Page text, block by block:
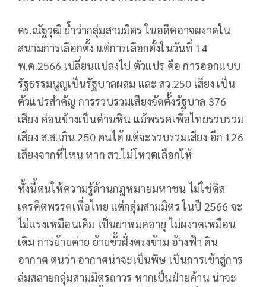
ดร.ณัฐวุฒิ ย้ำว่ากลุ่มสามมิตร ในอดีตอาจผงาดใน
สนามการเลือกตั้ง แต่การเลือกตั้งในวันที่ 14
พ.ค.2566 เปลี่ยนแปลงไป ตัวแปร คือ การออกแบบ
รัฐธรรมนูญเป็นรัฐบาลผสม และ สว.250 เสียง เป็น
ตัวแปรสำคัญ การรวบรวมเสียงจัดตั้งรัฐบาล 376
เสียง ค่อนข้างเป็นด่านหิน แม้พรรคเพื่อไทยรวบรวม
เสียง ส.ส.เกิน 250 คนได้ แต่จะรวบรวมเสียง อีก 126
เสียงจากที่ไหน หาก สว.ไม่โหวตเลือกให้
ทั้งนี้ตนให้ความรู้ด้านกฎหมายมหาชน ไม่ใช่ดิส
เครดิตพรรคเพื่อไทย แต่กลุ่มสามมิตร ในปี 2566 จะ
ไม่แรงเหมือนเดิม เป็นยาหมดอายุ ไม่ผงาดเหมือน
เดิม การย้ายค่าย ย้ายขั้วฝั่งตรงข้าม อ้างฟ้า ดิน
อากาศ ตนว่า อากาศน่าจะเป็นพิษ เป็นการเข้าสู่การ
ล่มสลายกลุ่มสามมิตรถาวร หากเป็นฝ่ายค้าน น่าจะ